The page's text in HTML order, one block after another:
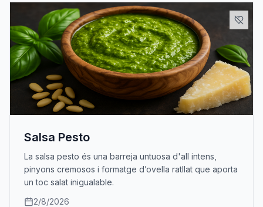
Salsa Pesto
La salsa pesto és una barreja untuosa d'all intens,
pinyons cremosos i formatge d’ovella ratllat que aporta
un toc salat inigualable.
2/8/2026